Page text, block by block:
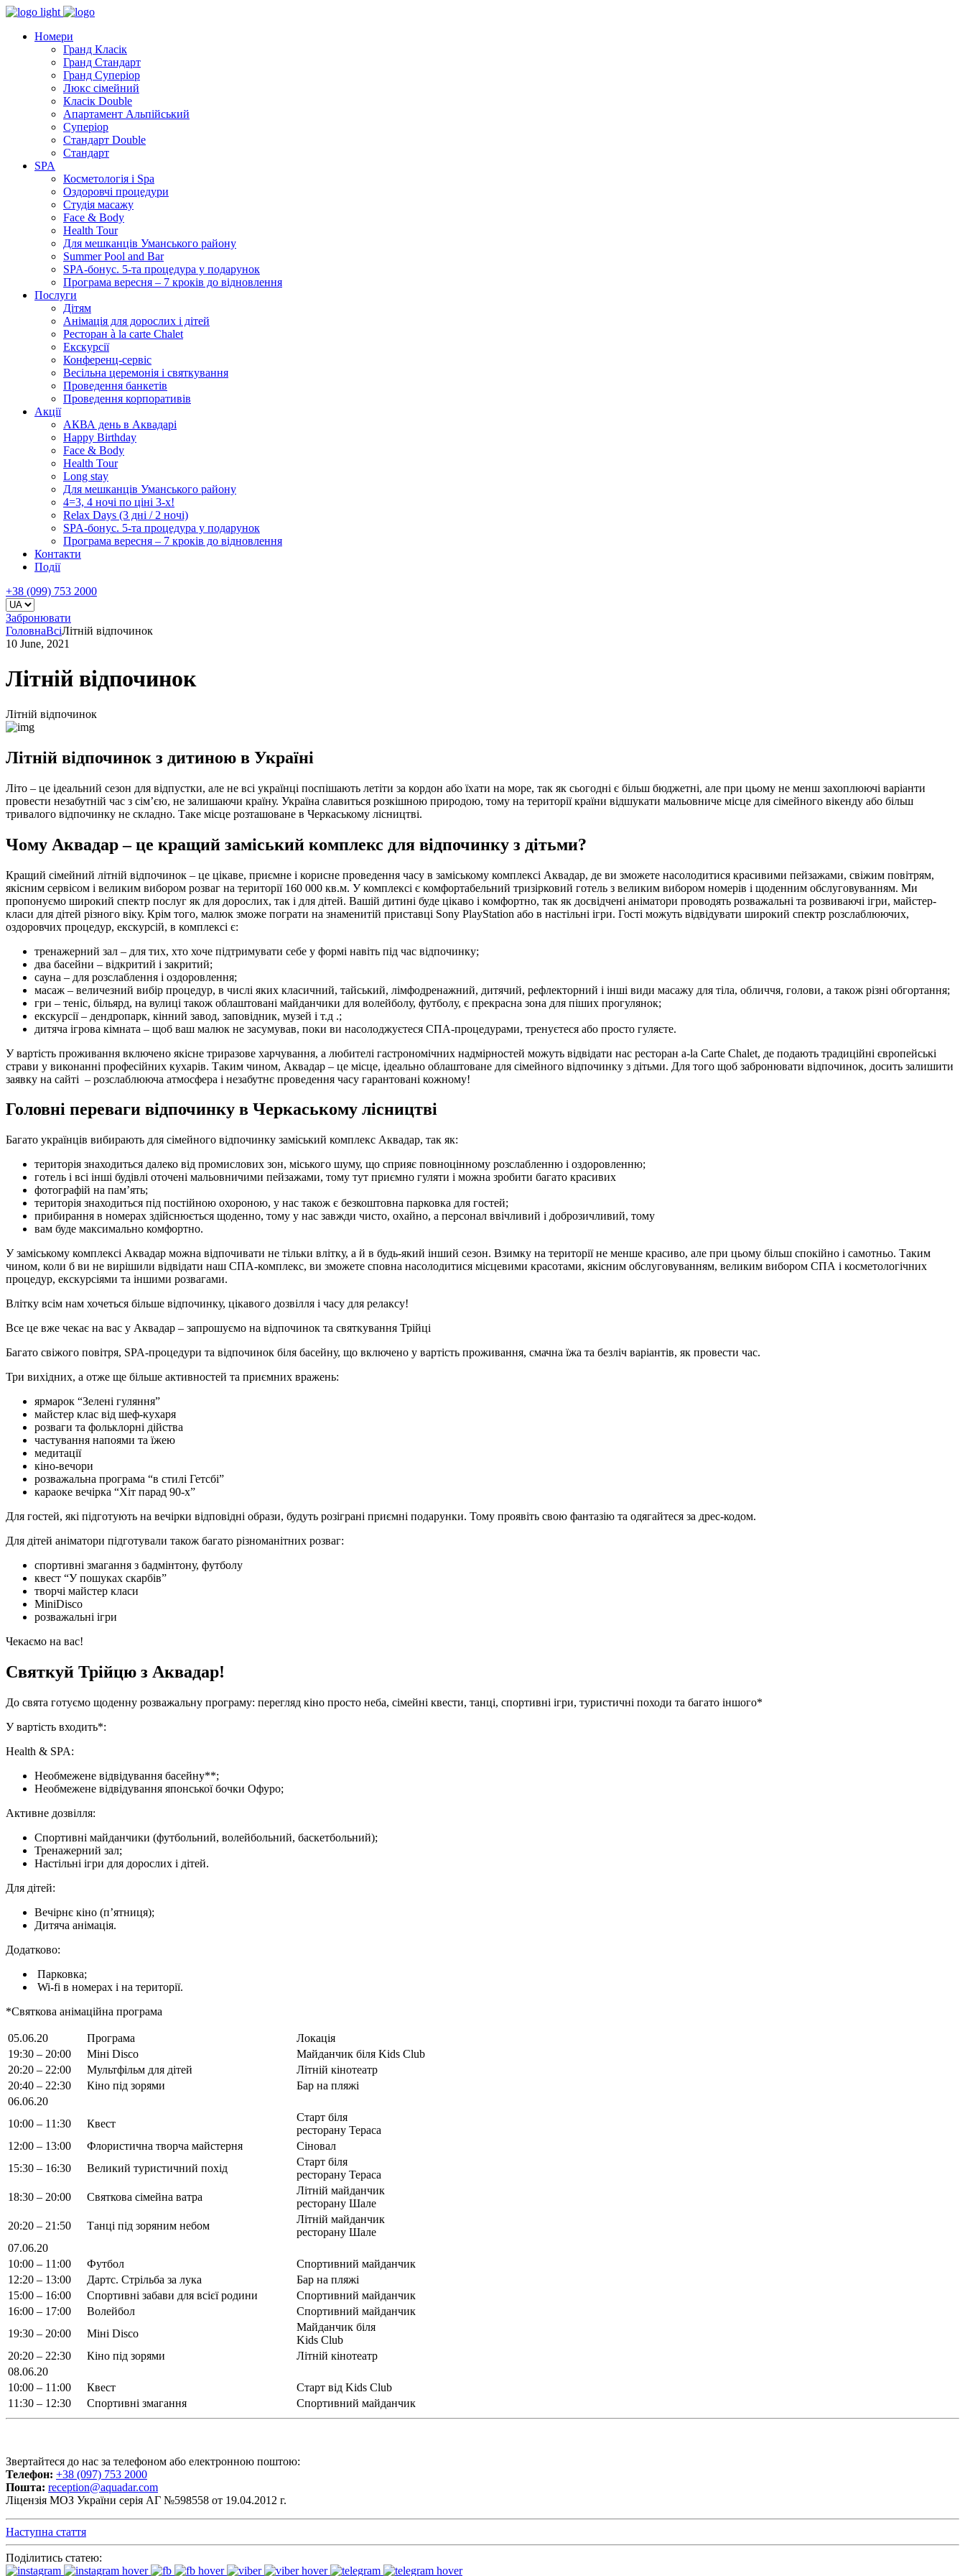
Номери
Гранд Класік
Гранд Стандарт
Гранд Суперіор
Люкс сімейний
Класік Double
Апартамент Альпійський
Суперіор
Стандарт Double
Стандарт
SPA
Косметологія і Spa
Оздоровчі процедури
Студія масажу
Face & Body
Health Tour
Для мешканців Уманського району
Summer Pool and Bar
SPA-бонус. 5-та процедура у подарунок
Програма вересня – 7 кроків до відновлення
Послуги
Дітям
Анімація для дорослих і дітей
Ресторан à la carte Chalet
Екскурсії
Конференц-сервіс
Весільна церемонія і святкування
Проведення банкетів
Проведення корпоративів
Акції
АКВА день в Аквадарі
Happy Birthday
Face & Body
Health Tour
Long stay
Для мешканців Уманського району
4=3, 4 ночі по ціні 3-х!
Relax Days (3 дні / 2 ночі)
SPA-бонус. 5-та процедура у подарунок
Програма вересня – 7 кроків до відновлення
Контакти
Події
+38 (099) 753 2000
Забронювати
ГоловнаВсіЛітній відпочинок
10 June, 2021
Літній відпочинок
Літній відпочинок
Літній відпочинок з дитиною в Україні
Літо – це ідеальний сезон для відпустки, але не всі українці поспішають летіти за кордон або їхати на море, так як сьогодні є більш бюджетні, але при цьому не менш захоплюючі варіанти
провести незабутній час з сім’єю, не залишаючи країну. Україна славиться розкішною природою, тому на території країни відшукати мальовниче місце для сімейного вікенду або більш
тривалого відпочинку не складно. Таке місце розташоване в Черкаському лісництві.
Чому Аквадар – це кращий заміський комплекс для відпочинку з дітьми?
Кращий сімейний літній відпочинок – це цікаве, приємне і корисне проведення часу в заміському комплексі Аквадар, де ви зможете насолодитися красивими пейзажами, свіжим повітрям,
якісним сервісом і великим вибором розваг на території 160 000 кв.м. У комплексі є комфортабельний тризірковий готель з великим вибором номерів і щоденним обслуговуванням. Ми
пропонуємо широкий спектр послуг як для дорослих, так і для дітей. Вашій дитині буде цікаво і комфортно, так як досвідчені аніматори проводять розважальні та розвиваючі ігри, майстер-
класи для дітей різного віку. Крім того, малюк зможе пограти на знаменитій приставці Sony PlayStation або в настільні ігри. Гості можуть відвідувати широкий спектр розслаблюючих,
оздоровчих процедур, екскурсій, в комплексі є:
тренажерний зал – для тих, хто хоче підтримувати себе у формі навіть під час відпочинку;
два басейни – відкритий і закритий;
сауна – для розслаблення і оздоровлення;
масаж – величезний вибір процедур, в числі яких класичний, тайський, лімфодренажний, дитячий, рефлекторний і інші види масажу для тіла, обличчя, голови, а також різні обгортання;
гри – теніс, більярд, на вулиці також облаштовані майданчики для волейболу, футболу, є прекрасна зона для піших прогулянок;
екскурсії – дендропарк, кінний завод, заповідник, музей і т.д .;
дитяча ігрова кімната – щоб ваш малюк не засумував, поки ви насолоджуєтеся СПА-процедурами, тренуєтеся або просто гуляєте.
У вартість проживання включено якісне триразове харчування, а любителі гастрономічних надмірностей можуть відвідати нас ресторан a-la Carte Chalet, де подають традиційні європейські
страви у виконанні професійних кухарів. Таким чином, Аквадар – це місце, ідеально облаштоване для сімейного відпочинку з дітьми. Для того щоб забронювати відпочинок, досить залишити
заявку на сайті – розслаблююча атмосфера і незабутнє проведення часу гарантовані кожному!
Головні переваги відпочинку в Черкаському лісництві
Багато українців вибирають для сімейного відпочинку заміський комплекс Аквадар, так як:
територія знаходиться далеко від промислових зон, міського шуму, що сприяє повноцінному розслабленню і оздоровленню;
готель і всі інші будівлі оточені мальовничими пейзажами, тому тут приємно гуляти і можна зробити багато красивих
фотографій на пам’ять;
територія знаходиться під постійною охороною, у нас також є безкоштовна парковка для гостей;
прибирання в номерах здійснюється щоденно, тому у нас завжди чисто, охайно, а персонал ввічливий і доброзичливий, тому
вам буде максимально комфортно.
У заміському комплексі Аквадар можна відпочивати не тільки влітку, а й в будь-який інший сезон. Взимку на території не менше красиво, але при цьому більш спокійно і самотньо. Таким
чином, коли б ви не вирішили відвідати наш СПА-комплекс, ви зможете сповна насолодитися місцевими красотами, якісним обслуговуванням, великим вибором СПА і косметологічних
процедур, екскурсіями та іншими розвагами.
Влітку всім нам хочеться більше відпочинку, цікавого дозвілля і часу для релаксу!
Все це вже чекає на вас у Аквадар – запрошуємо на відпочинок та святкування Трійці
Багато свіжого повітря, SPA-процедури та відпочинок біля басейну, що включено у вартість проживання, смачна їжа та безліч варіантів, як провести час.
Три вихідних, а отже ще більше активностей та приємних вражень:
ярмарок “Зелені гуляння”
майстер клас від шеф-кухаря
розваги та фольклорні дійства
частування напоями та їжею
медитації
кіно-вечори
розважальна програма “в стилі Гетсбі”
караоке вечірка “Хіт парад 90-х”
Для гостей, які підготують на вечірки відповідні образи, будуть розіграні приємні подарунки. Тому проявіть свою фантазію та одягайтеся за дрес-кодом.
Для дітей аніматори підготували також багато різноманітних розваг:
спортивні змагання з бадмінтону, футболу
квест “У пошуках скарбів”
творчі майстер класи
MiniDisco
розважальні ігри
Чекаємо на вас!
Святкуй Трійцю з Аквадар!
До свята готуємо щоденну розважальну програму: перегляд кіно просто неба, сімейні квести, танці, спортивні ігри, туристичні походи та багато іншого*
У вартість входить*:
Health & SPA:
Необмежене відвідування басейну**;
Необмежене відвідування японської бочки Офуро;
Активне дозвілля:
Спортивні майданчики (футбольний, волейбольний, баскетбольний);
Тренажерний зал;
Настільні ігри для дорослих і дітей.
Для дітей:
Вечірнє кіно (п’ятниця);
Дитяча анімація.
Додатково:
Парковка;
Wi-fi в номерах і на території.
*Святкова анімаційна програма
05.06.20 Програма
Локація
19:30 – 20:00
Міні Disco
Майданчик біля Kids Club
20:20 – 22:00
Мультфільм для дітей
Літній кінотеатр
20:40 – 22:30
Кіно під зорями
Бар на пляжі
06.06.20
10:00 – 11:30
Квест
Старт біля
ресторану Тераса
12:00 – 13:00
Флористична творча майстерня
Сіновал
15:30 – 16:30
Великий туристичний похід
Старт біля
ресторану Тераса
18:30 – 20:00
Святкова сімейна ватра
Літній майданчик
ресторану Шале
20:20 – 21:50
Танці під зоряним небом
Літній майданчик
ресторану Шале
07.06.20
10:00 – 11:00
Футбол
Спортивний майданчик
12:20 – 13:00
Дартс. Стрільба за лука
Бар на пляжі
15:00 – 16:00
Спортивні забави для всієї родини
Спортивний майданчик
16:00 – 17:00
Волейбол
Спортивний майданчик
19:30 – 20:00
Міні Disco
Майданчик біля
Kids Club
20:20 – 22:30
Кіно під зорями
Літній кінотеатр
08.06.20
10:00 – 11:00
Квест
Старт від Kids Club
11:30 – 12:30
Спортивні змагання Спортивний майданчик
Звертайтеся до нас за телефоном або електронною поштою:
Телефон: +38 (097) 753 2000
Пошта: reception@aquadar.com
Ліцензія МОЗ України серія АГ №598558 от 19.04.2012 г.
Наступна стаття
Поділитись статею: